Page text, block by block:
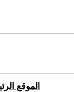
الموقع